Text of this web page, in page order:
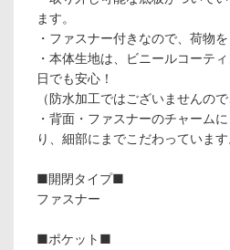
ます。
・ファスナー付きなので、荷物
・本体生地は、ビニールコーテ
日でも安心！
（防水加工ではございませんの
・背面・ファスナーのチャーム
り、細部にまでこだわっています
■開閉タイプ■
ファスナー
■ポケット■